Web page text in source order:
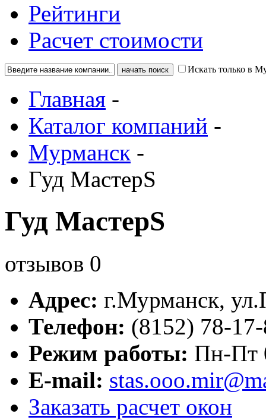
Рейтинги
Расчет стоимости
Искать только в
Главная -
Каталог компаний -
Мурманск -
Гуд МастерS
Гуд МастерS
отзывов 0
Адрес: г.Мурманск,
Телефон: (8152) 78-
Режим работы: Пн-Пт
E-mail:
Заказать расчет окон